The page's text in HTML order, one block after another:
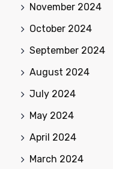
November 2024
October 2024
September 2024
August 2024
July 2024
May 2024
April 2024
March 2024